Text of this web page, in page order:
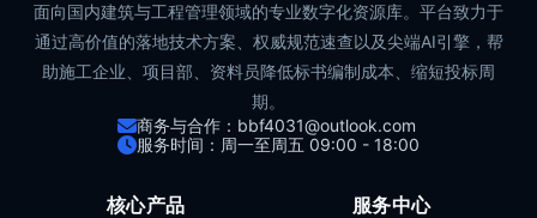
面向国内建筑与工程管理领域的专业数字化资源库。平台致力于
通过高价值的落地技术方案、权威规范速查以及尖端AI引擎，帮
助施工企业、项目部、资料员降低标书编制成本、缩短投标周
期。
商务与合作：bbf4031@outlook.com
服务时间：周一至周五 09:00 - 18:00
核心产品 服务中心